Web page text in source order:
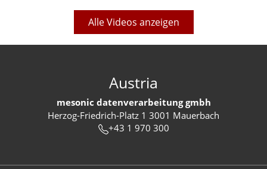
Alle Videos anzeigen
Austria
mesonic datenverarbeitung gmbh
Herzog-Friedrich-Platz 1 3001 Mauerbach
+43 1 970 300